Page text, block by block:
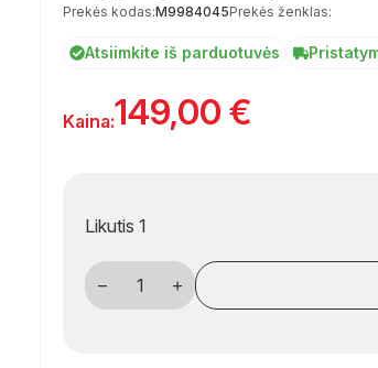
Prekės kodas:M9984045Prekės ženklas:
Atsiimkite iš parduotuvės
Kaina:149,00 €
Likutis 1
produkto
kiekis:
Dujų